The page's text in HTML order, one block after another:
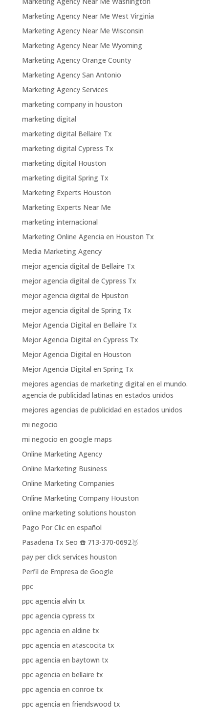
Marketing Agency Near Me West Virginia
Marketing Agency Near Me Wisconsin
Marketing Agency Near Me Wyoming
Marketing Agency Orange County
Marketing Agency San Antonio
Marketing Agency Services
marketing company in houston
marketing digital
marketing digital Bellaire Tx
marketing digital Cypress Tx
marketing digital Houston
marketing digital Spring Tx
Marketing Experts Houston
Marketing Experts Near Me
marketing internacional
Marketing Online Agencia en Houston Tx
Media Marketing Agency
mejor agencia digital de Bellaire Tx
mejor agencia digital de Cypress Tx
mejor agencia digital de Hpuston
mejor agencia digital de Spring Tx
Mejor Agencia Digital en Bellaire Tx
Mejor Agencia Digital en Cypress Tx
Mejor Agencia Digital en Houston
Mejor Agencia Digital en Spring Tx
mejores agencias de marketing digital en el mundo.
agencia de publicidad latinas en estados unidos
mejores agencias de publicidad en estados unidos
mi negocio
mi negocio en google maps
Online Marketing Agency
Online Marketing Business
Online Marketing Companies
Online Marketing Company Houston
online marketing solutions houston
Pago Por Clic en español
Pasadena Tx Seo ☎️ 713-370-0692🥇
pay per click services houston
Perfil de Empresa de Google
ppc
ppc agencia alvin tx
ppc agencia cypress tx
ppc agencia en aldine tx
ppc agencia en atascocita tx
ppc agencia en baytown tx
ppc agencia en bellaire tx
ppc agencia en conroe tx
ppc agencia en friendswood tx